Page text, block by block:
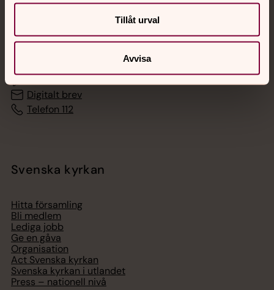
Tillåt urval
Avvisa
Jourhavande präst
med en präst på kvällar och nätter.
Chatt
Digitalt brev
Telefon 112
Svenska kyrkan
Hitta församling
Bli medlem
Lediga jobb
Ge en gåva
Organisation
Act Svenska kyrkan
Svenska kyrkan i utlandet
Press – nationell nivå